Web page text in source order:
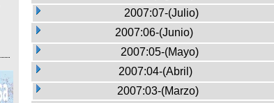
2007:07-(Julio)
2007:06-(Junio)
2007:05-(Mayo)
2007:04-(Abril)
2007:03-(Marzo)